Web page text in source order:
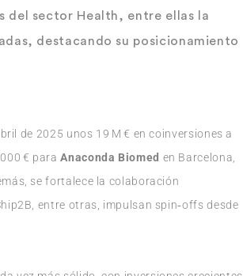
del sector Health, entre ellas la
destacando su posicionamiento
de 2025 unos 19 M € en coinversiones a
€ paraAnaconda Biomed en Barcelona,
se fortalece la colaboración
entre otras, impulsan spin‑offs desde